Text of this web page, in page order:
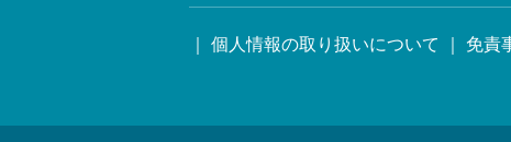
個人情報の取り扱いについて 免責